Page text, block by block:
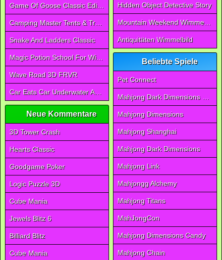
Game Of Goose Classic Edition
Camping Master Tents & Trees
Snake And Ladders Classic
Magic Potion School For Witch
Wave Road 3D FRVR
Car Eats Car Underwater Adventure FRVR
Neue Kommentare
3D Tower Crash
Hearts Classic
Goodgame Poker
Logic Puzzle 3D
Cube Mania
Jewels Blitz 6
Billiard Blitz
Cube Mania
Hidden Object Detective Story
Mountain Weekend Wimmelbild
Antiquitäten Wimmelbild
Beliebte Spiele
Pet Connect
Mahjong Dimensions
Mahjong Shanghai
Mahjong Dark Dimensions
Mahjong Link
Mahjongg Alchemy
Mahjong Titans
MahJongCon
Mahjong Dimensions Candy
Mahjong Chain